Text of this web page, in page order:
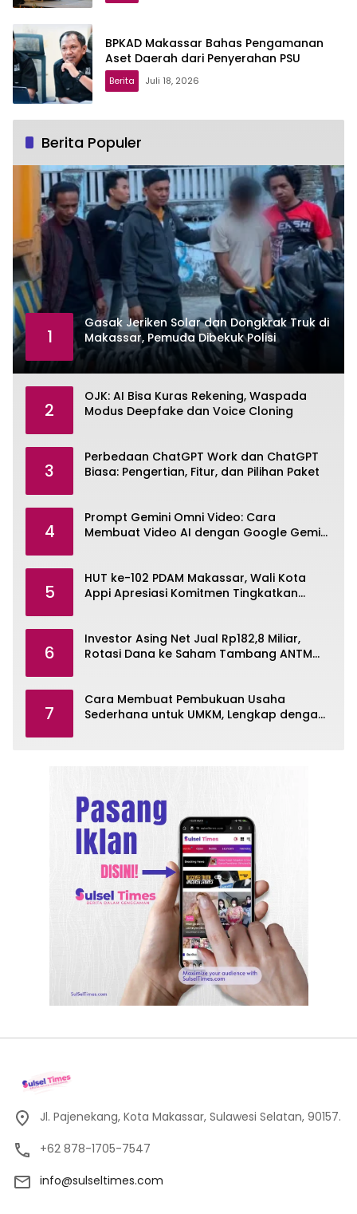
BPKAD Makassar Bahas Pengamanan
Aset Daerah dari Penyerahan PSU
Berita Juli 18, 2026
Berita Populer
1
Gasak Jeriken Solar dan Dongkrak Truk di
Makassar, Pemuda Dibekuk Polisi
2
OJK: AI Bisa Kuras Rekening, Waspada
Modus Deepfake dan Voice Cloning
3
Perbedaan ChatGPT Work dan ChatGPT
Biasa: Pengertian, Fitur, dan Pilihan Paket
4
Prompt Gemini Omni Video: Cara
Membuat Video AI dengan Google Gemini
5
HUT ke-102 PDAM Makassar, Wali Kota
Appi Apresiasi Komitmen Tingkatkan
6
Investor Asing Net Jual Rp182,8 Miliar,
Rotasi Dana ke Saham Tambang ANTM
7
Cara Membuat Pembukuan Usaha
Sederhana untuk UMKM, Lengkap dengan
Jl. Pajenekang, Kota Makassar, Sulawesi Selatan, 90157.
+62 878-1705-7547
info@sulseltimes.com